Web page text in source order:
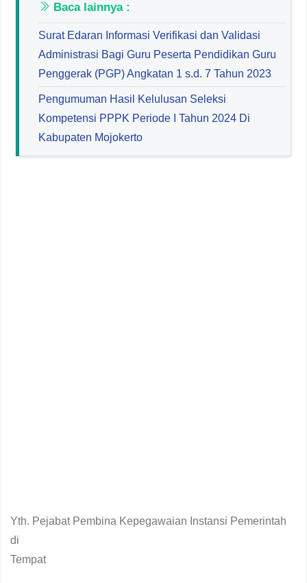
Baca lainnya :
Surat Edaran Informasi Verifikasi dan Validasi
Administrasi Bagi Guru Peserta Pendidikan Guru
Penggerak (PGP) Angkatan 1 s.d. 7 Tahun 2023
Pengumuman Hasil Kelulusan Seleksi
Kompetensi PPPK Periode I Tahun 2024 Di
Kabupaten Mojokerto
Yth. Pejabat Pembina Kepegawaian Instansi Pemerintah
di
Tempat